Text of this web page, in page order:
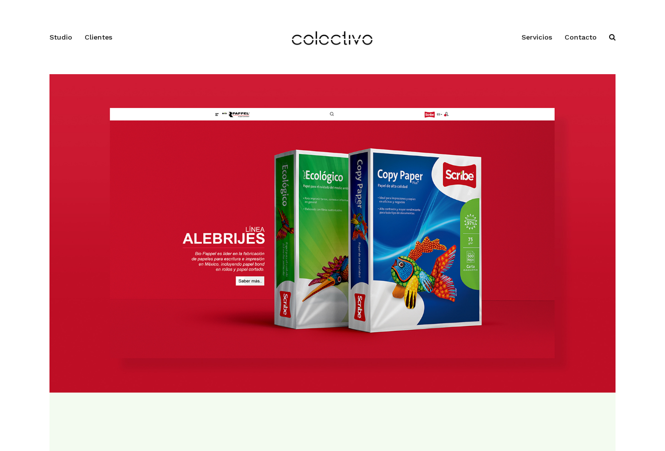
Studio Clientes Servicios Contacto